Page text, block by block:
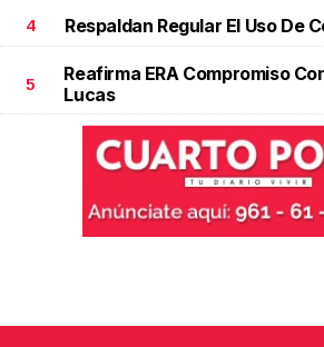
4 Respaldan Regular El Uso De
5
Reafirma ERA Compromiso
Lucas